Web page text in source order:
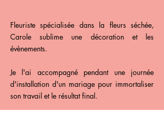
Fleuriste spécialisée dans la fleurs séchée,
Carole sublime une décoration et les
évènements.
Je l'ai accompagné pendant une journée
d'installation d'un mariage pour immortaliser
son travail et le résultat final.